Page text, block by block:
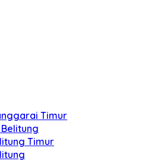
Timur
Timur